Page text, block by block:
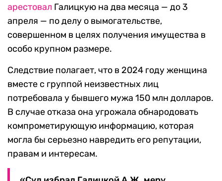
арестовал Галицкую на два месяца — до 3
апреля — по делу о вымогательстве,
совершенном в целях получения имущества в
особо крупном размере.
Следствие полагает, что в 2024 году женщина
вместе с группой неизвестных лиц
потребовала у бывшего мужа 150 млн долларов.
В случае отказа она угрожала обнародовать
компрометирующую информацию, которая
могла бы серьезно навредить его репутации,
правам и интересам.